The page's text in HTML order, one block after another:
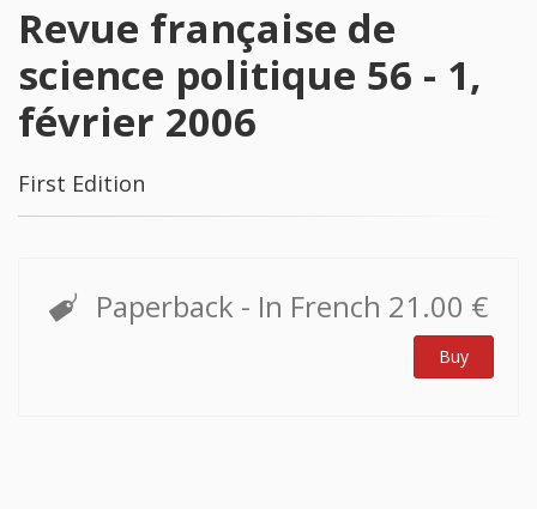
Revue française de
science politique 56 - 1,
février 2006
First Edition
Paperback - In French 21.00 €
Buy